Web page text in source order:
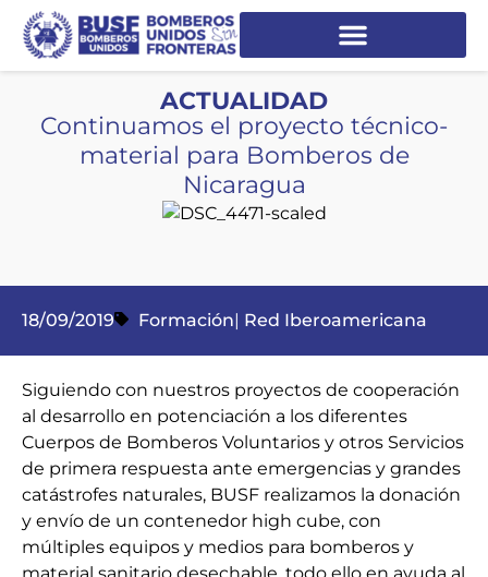
ACTUALIDAD
Continuamos el proyecto técnico-
material para Bomberos de
Nicaragua
18/09/2019 Formación| Red Iberoamericana
Siguiendo con nuestros proyectos de cooperación
al desarrollo en potenciación a los diferentes
Cuerpos de Bomberos Voluntarios y otros Servicios
de primera respuesta ante emergencias y grandes
catástrofes naturales, BUSF realizamos la donación
y envío de un contenedor high cube, con
múltiples equipos y medios para bomberos y